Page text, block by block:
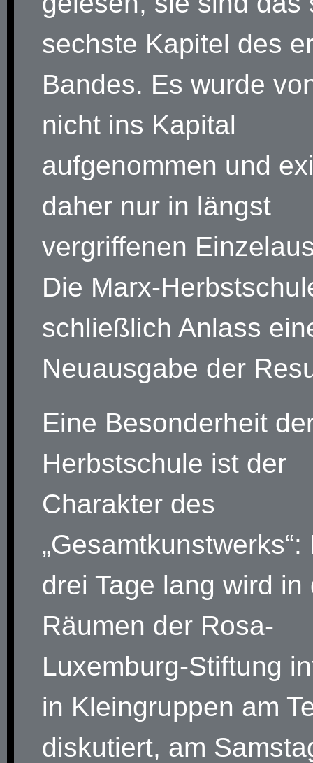
sechste Kapitel des
Bandes. Es wurde
nicht ins Kapital
aufgenommen und
daher nur in längst
vergriffenen
Die Marx-
schließlich Anlass
Neuausgabe der
Eine Besonderheit
Herbstschule ist der
Charakter des
„Gesamtkunstwerks“:
drei Tage lang wird in
Räumen der Rosa-
Luxemburg-Stiftung
in Kleingruppen am
diskutiert, am